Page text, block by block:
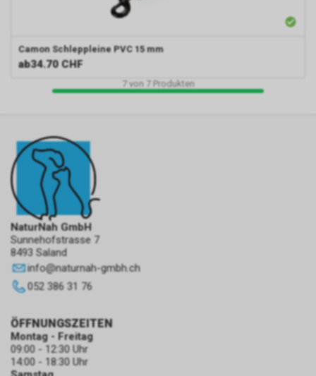
Camon Schleppleine PVC 15 mm
ab34.70 CHF
7von 7Produkten
NaturNah GmbH
Sunnehofstrasse 7
8493 Saland
info@naturnah-gmbh.ch
052 386 31 76
ÖFFNUNGSZEITEN
Montag - Freitag
09:00 - 12:30 Uhr
14:00 - 18:30 Uhr